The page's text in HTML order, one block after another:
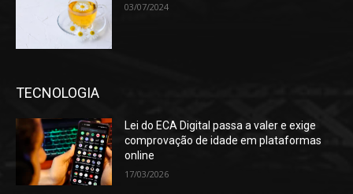
03/07/2024
TECNOLOGIA
Lei do ECA Digital passa a valer e exige
comprovação de idade em plataformas
online
17/03/2026